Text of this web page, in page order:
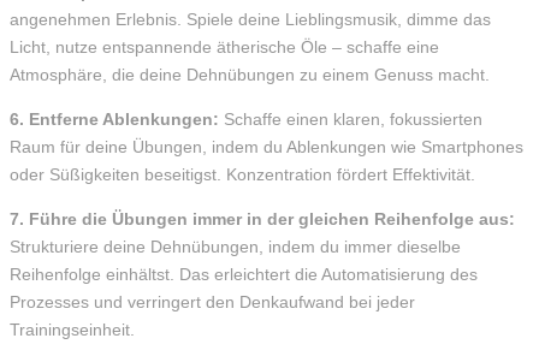
angenehmen Erlebnis. Spiele deine Lieblingsmusik, dimme das
Licht, nutze entspannende ätherische Öle – schaffe eine
Atmosphäre, die deine Dehnübungen zu einem Genuss macht.
6. Entferne Ablenkungen: Schaffe einen klaren, fokussierten
Raum für deine Übungen, indem du Ablenkungen wie Smartphones
oder Süßigkeiten beseitigst. Konzentration fördert Effektivität.
7. Führe die Übungen immer in der gleichen Reihenfolge aus:
Strukturiere deine Dehnübungen, indem du immer dieselbe
Reihenfolge einhältst. Das erleichtert die Automatisierung des
Prozesses und verringert den Denkaufwand bei jeder
Trainingseinheit.